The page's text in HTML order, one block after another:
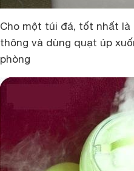
Cho một túi đá, tốt nhất là
thông và dùng quạt úp
phòng